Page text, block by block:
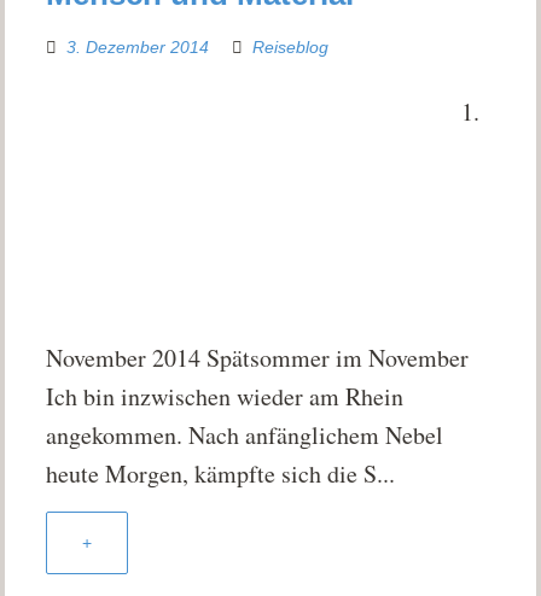
3. Dezember 2014 Reiseblog
1.
November 2014 Spätsommer im November
Ich bin inzwischen wieder am Rhein
angekommen. Nach anfänglichem Nebel
heute Morgen, kämpfte sich die S...
+